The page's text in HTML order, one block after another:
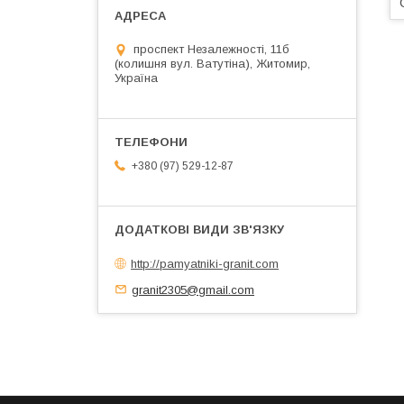
проспект Незалежності, 11б
(колишня вул. Ватутіна), Житомир,
Україна
+380 (97) 529-12-87
http://pamyatniki-granit.com
granit2305@gmail.com